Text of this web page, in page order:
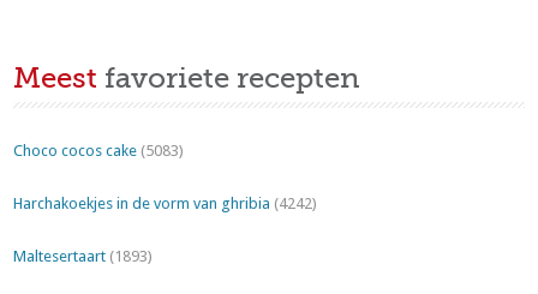
Meest favoriete recepten
Choco cocos cake (5083)
Harchakoekjes in de vorm van ghribia (4242)
Maltesertaart (1893)